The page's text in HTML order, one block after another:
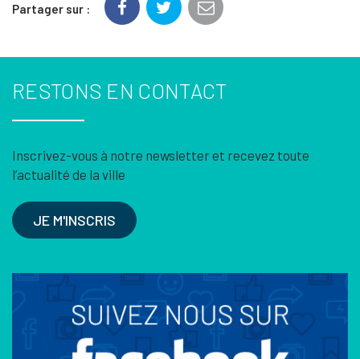
Partager sur :
RESTONS EN CONTACT
Inscrivez-vous à notre newsletter et recevez toute
l’actualité de la ville
JE M'INSCRIS